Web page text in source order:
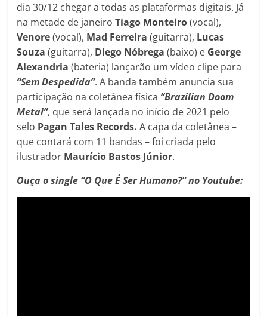
dia 30/12 chegar a todas as plataformas digitais. Já
na metade de janeiroTiago Monteiro(vocal),
Venore(vocal), Mad Ferreira(guitarra), Lucas
Souza (guitarra), Diego Nóbrega (baixo) e George
Alexandria (bateria) lançarão um vídeo clipe para
“Sem Despedida”. A banda também anuncia sua
participação na coletânea física “Brazilian Doom
Metal”, que será lançada no início de 2021 pelo
selo Pagan Tales Records.A capa da coletânea –
que contará com 11 bandas – foi criada pelo
ilustrador Maurício Bastos Júnior.
Ouça o single “O Que É Ser Humano?” no Youtube: